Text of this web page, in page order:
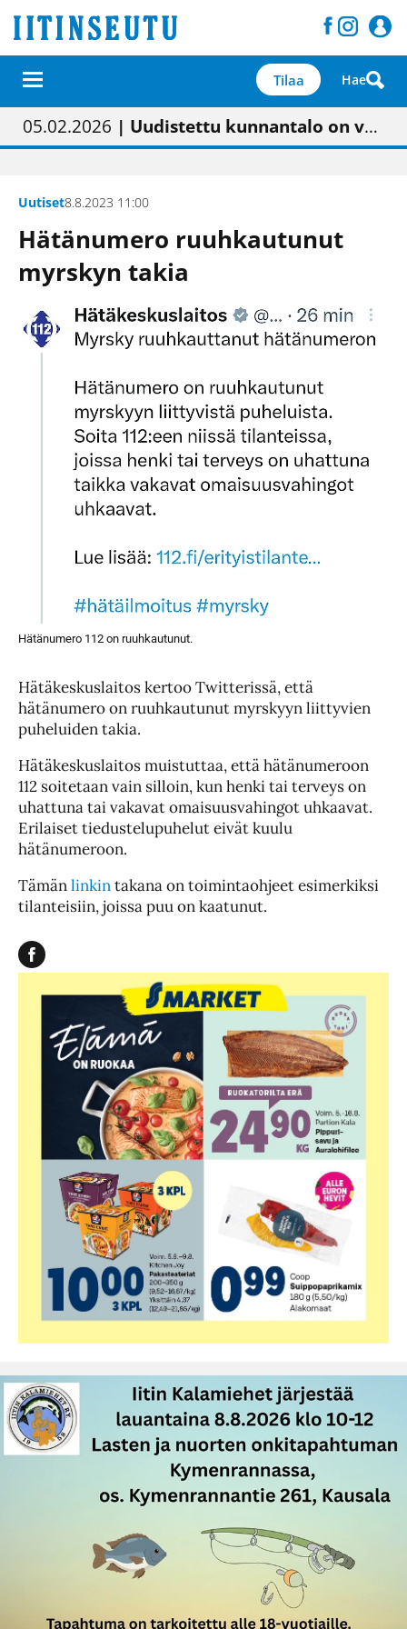
Tilaa Hae
01.02.2026 | Painon vaihtumisen pitäisi näkyä hieman parempana painojäljen laatuna lehdessä
05.02.2026 | Uudistettu kunnantalo on valoisa
23.04.2026 | “Olemme käynnistämässä uudelleen keskustavisiotyön”
09.05.2026| "Maalla on totuttu elämään omavaraisemmin kuin kaupungissa"
Uutiset8.8.2023 11:00
Hätänumero ruuhkautunut
myrskyn takia
Hätänumero 112 on ruuhkautunut.
Hätäkeskuslaitos kertoo Twitterissä, että
hätänumero on ruuhkautunut myrskyyn liittyvien
puheluiden takia.
Hätäkeskuslaitos muistuttaa, että hätänumeroon
112 soitetaan vain silloin, kun henki tai terveys on
uhattuna tai vakavat omaisuusvahingot uhkaavat.
Erilaiset tiedustelupuhelut eivät kuulu
hätänumeroon.
Tämänlinkintakana on toimintaohjeet esimerkiksi
tilanteisiin, joissa puu on kaatunut.